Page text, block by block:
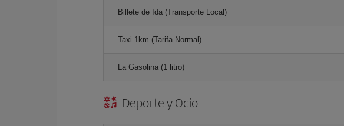
Billete de Ida (Transporte Local)
Taxi 1km (Tarifa Normal)
La Gasolina (1 litro)
Deporte y Ocio